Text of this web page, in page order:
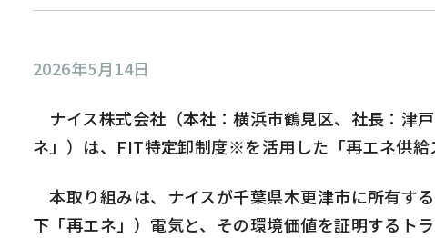
2026年5月14日
ナイス株式会社（本社：横浜市鶴見区、社長：津
ネ」）は、FIT特定卸制度※を活用した「再エネ供給
本取り組みは、ナイスが千葉県木更津市に所有す
下「再エネ」）電気と、その環境価値を証明するト